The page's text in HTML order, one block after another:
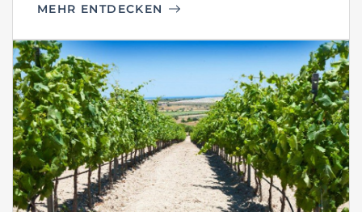
MEHR ENTDECKEN